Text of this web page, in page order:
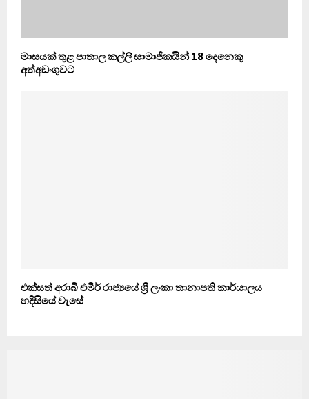
මාසයක් තුළ පාතාල කල්ලි සාමාජිකයින් 18 දෙනෙකු
අත්අඩංගුවට
එක්සත් අරාබි එමීර් රාජ්‍යයේ ශ්‍රී ලංකා තානාපති කාර්යාලය
හදිසියේ වැසේ